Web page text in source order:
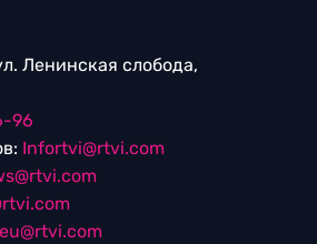
Ленинская слобода,
96
Infortvi@rtvi.com